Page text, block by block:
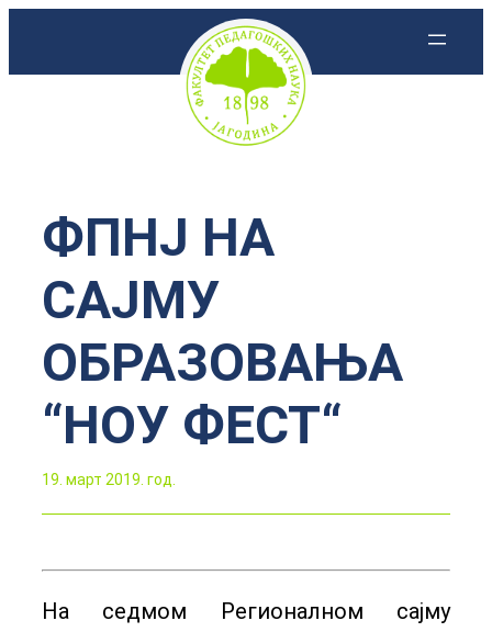
ФПНЈ НА
САЈМУ
ОБРАЗОВАЊА
“НОУ ФЕСТ“
19. март 2019. год.
На седмом Регионалном сајму